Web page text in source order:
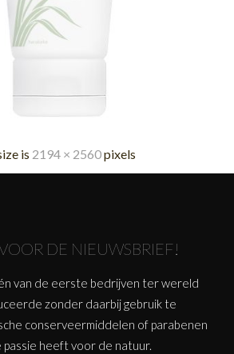
is 2194 × 2560pixels
DE NIEUWSBRIEF!
van de eerste bedrijven ter wereld
zonder daarbij gebruik te
conserveermiddelen of parabenen
passie heeft voor de natuur.